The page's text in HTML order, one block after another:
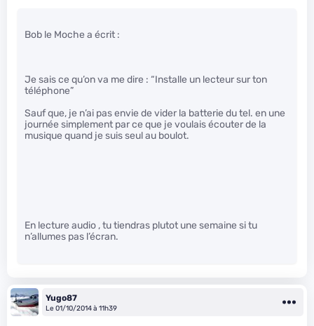
Bob le Moche a écrit :
Je sais ce qu’on va me dire : “Installe un lecteur sur ton
téléphone”
Sauf que, je n’ai pas envie de vider la batterie du tel. en une
journée simplement par ce que je voulais écouter de la
musique quand je suis seul au boulot.
En lecture audio , tu tiendras plutot une semaine si tu
n’allumes pas l’écran.
Yugo87
Le 01/10/2014 à 11h39